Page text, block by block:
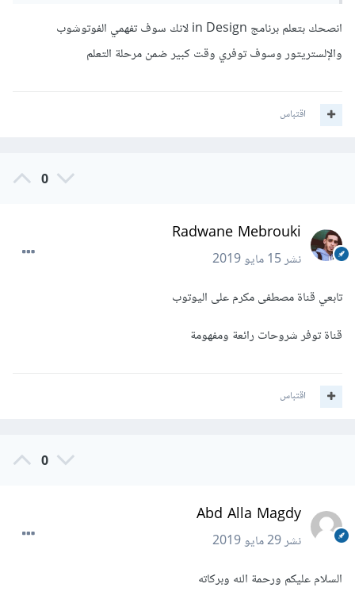
انصحك بتعلم برنامج in Design لانك سوف تفهمي الفوتوشوب
والإلستريتور وسوف توفري وقت كبير ضمن مرحلة التعلم
اقتباس
0
Radwane Mebrouki
نشر15 مايو 2019
تابعي قناة مصطفى مكرم على اليوتوب
قناة توفر شروحات رائعة ومفهومة
اقتباس
0
Abd Alla Magdy
نشر29 مايو 2019
السلام عليكم ورحمة الله وبركاته